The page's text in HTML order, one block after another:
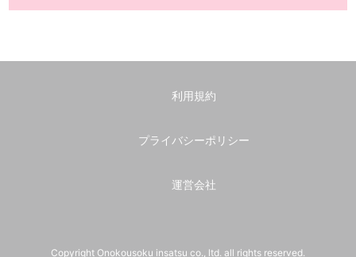
利用規約
プライバシーポリシー
運営会社
Copyright Onokousoku insatsu co., ltd. all rights reserved.